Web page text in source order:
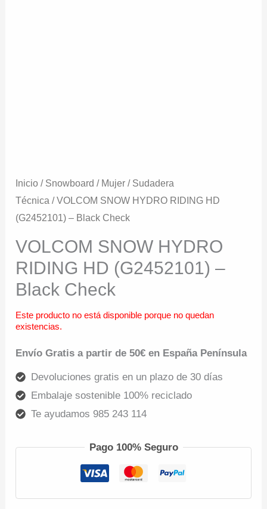
Inicio / Snowboard / Mujer / Sudadera
Técnica / VOLCOM SNOW HYDRO RIDING HD
(G2452101) – Black Check
VOLCOM SNOW HYDRO
RIDING HD (G2452101) –
Black Check
Este producto no está disponible porque no quedan
existencias.
Envío Gratis a partir de 50€ en España Península
Devoluciones gratis en un plazo de 30 días
Embalaje sostenible 100% reciclado
Te ayudamos 985 243 114
Pago 100% Seguro